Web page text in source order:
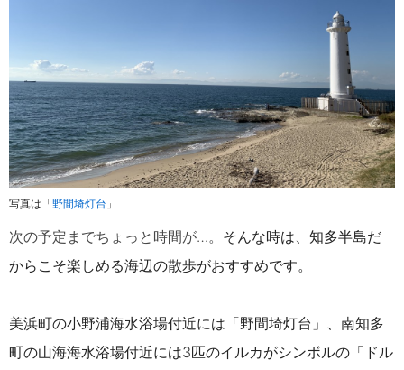
写真は「野間埼灯台 」
次の予定までちょっと時間が…。 そんな時は、知多半島だ
からこそ楽しめる海辺の散歩がおすすめです。
美浜町の小野浦海水浴場付近には「野間埼灯台」、南知多
町の山海海水浴場付近には3匹のイルカがシンボルの「ドル